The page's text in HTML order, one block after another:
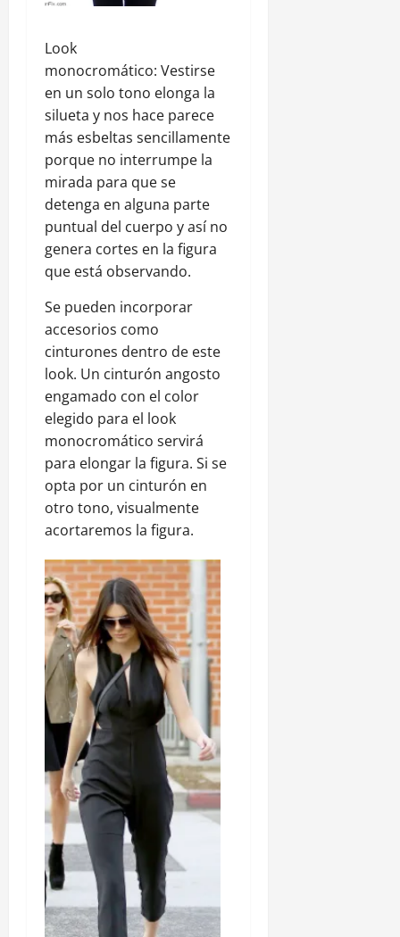
Look
monocromático: Vestirse
en un solo tono elonga la
silueta y nos hace parece
más esbeltas sencillamente
porque no interrumpe la
mirada para que se
detenga en alguna parte
puntual del cuerpo y así no
genera cortes en la figura
que está observando.
Se pueden incorporar
accesorios como
cinturones dentro de este
look. Un cinturón angosto
engamado con el color
elegido para el look
monocromático servirá
para elongar la figura. Si se
opta por un cinturón en
otro tono, visualmente
acortaremos la figura.